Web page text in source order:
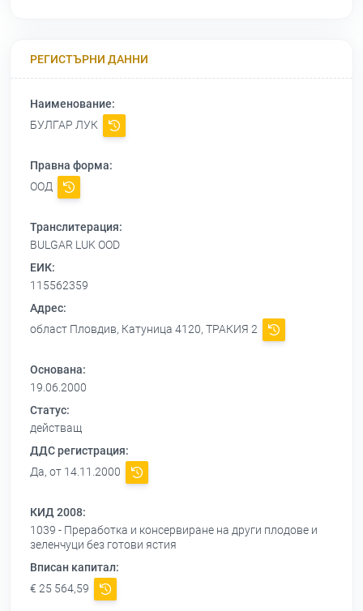
РЕГИСТЪРНИ ДАННИ
Наименование:
БУЛГАР ЛУК
Правна форма:
ООД
Транслитерация:
BULGAR LUK OOD
ЕИК:
115562359
Адрес:
област Пловдив, Катуница 4120, ТРАКИЯ 2
Основана:
19.06.2000
Статус:
действащ
ДДС регистрация:
Да, от 14.11.2000
КИД 2008:
1039 - Преработка и консервиране на други плодове и
зеленчуци без готови ястия
Вписан капитал:
€ 25 564,59